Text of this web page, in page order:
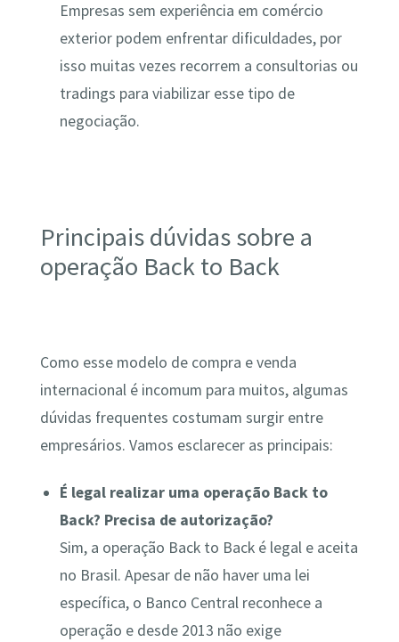
Empresas sem experiência em comércio
exterior podem enfrentar dificuldades, por
isso muitas vezes recorrem a consultorias ou
tradings para viabilizar esse tipo de
negociação.
Principais dúvidas sobre a
operação Back to Back
Como esse modelo de compra e venda
internacional é incomum para muitos, algumas
dúvidas frequentes costumam surgir entre
empresários. Vamos esclarecer as principais:
É legal realizar uma operação Back to
Back? Precisa de autorização?
Sim, a operação Back to Back é legal e aceita
no Brasil. Apesar de não haver uma lei
específica, o Banco Central reconhece a
operação e desde 2013 não exige